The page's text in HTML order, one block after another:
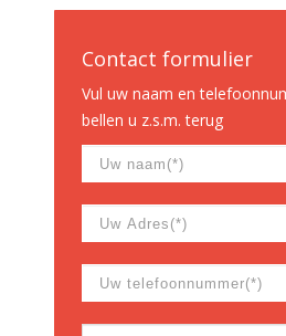
Contact formulier
Vul uw naam en
bellen u z.s.m. terug